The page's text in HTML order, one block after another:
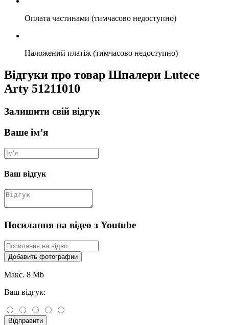
Оплата частинами (тимчасово недоступно)
Наложений платіж (тимчасово недоступно)
Відгуки про товар Шпалери Lutece
Arty 51211010
Залишити свій відгук
Ваше ім’я
Ваш відгук
Посилання на відео з Youtube
Добавить фотографии
Макс. 8 Mb
Ваш відгук:
Відправити